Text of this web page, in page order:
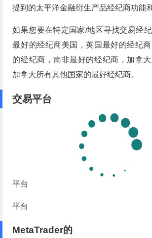
提到的太平洋金融衍生产品经纪商功能
如果您要在特定国家/地区寻找交易经
最好的经纪商美国，英国最好的经纪
的经纪商，南非最好的经纪商，加拿
加拿大所有其他国家的最好经纪商。
交易平台
平台
平台
MetaTrader的